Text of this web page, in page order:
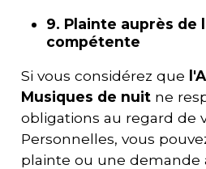
9. Plainte auprès de
compétente
Si vous considérez que l'
Musiques de nuit ne
obligations au regard de
Personnelles, vous
plainte ou une demande